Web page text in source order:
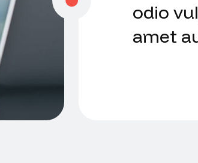
odio
amet